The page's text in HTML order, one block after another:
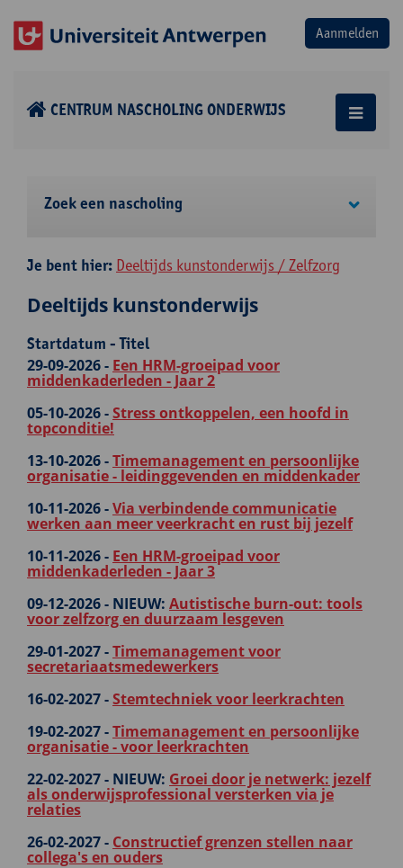
CENTRUM NASCHOLING ONDERWIJS
Zoek een nascholing
Je bent hier: Deeltijds kunstonderwijs / Zelfzorg
Deeltijds kunstonderwijs
Startdatum - Titel
29-09-2026 - Een HRM-groeipad voor
middenkaderleden - Jaar 2
05-10-2026 -Stress ontkoppelen, een hoofd in
topconditie!
13-10-2026 -Timemanagement en persoonlijke
organisatie - leidinggevenden en middenkader
10-11-2026 -Via verbindende communicatie
werken aan meer veerkracht en rust bij jezelf
10-11-2026 - Een HRM-groeipad voor
middenkaderleden - Jaar 3
09-12-2026 - NIEUW: Autistische burn-out: tools
voor zelfzorg en duurzaam lesgeven
29-01-2027 -Timemanagement voor
secretariaatsmedewerkers
16-02-2027 -Stemtechniek voor leerkrachten
19-02-2027 -Timemanagement en persoonlijke
organisatie - voor leerkrachten
22-02-2027 - NIEUW: Groei door je netwerk: jezelf
als onderwijsprofessional versterken via je
relaties
26-02-2027 - Constructief grenzen stellen naar
collega's en ouders